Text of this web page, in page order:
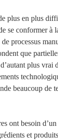
plus en plus
se conformer à
processus
que
plus vrai
beaucoup de
ont besoin
et